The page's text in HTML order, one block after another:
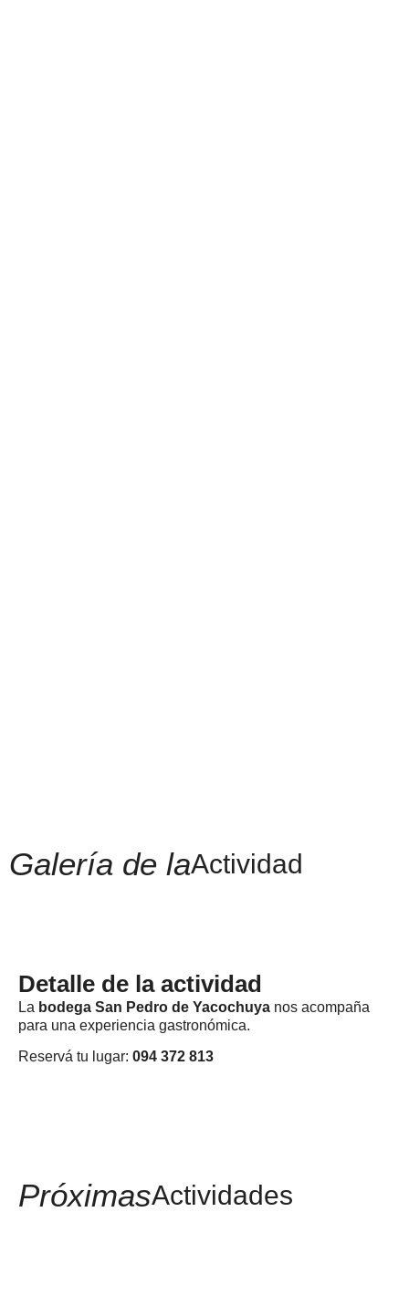
Galería de laActividad
Detalle de la actividad
La bodega San Pedro de Yacochuya nos acompaña
para una experiencia gastronómica.
Reservá tu lugar: 094 372 813
PróximasActividades